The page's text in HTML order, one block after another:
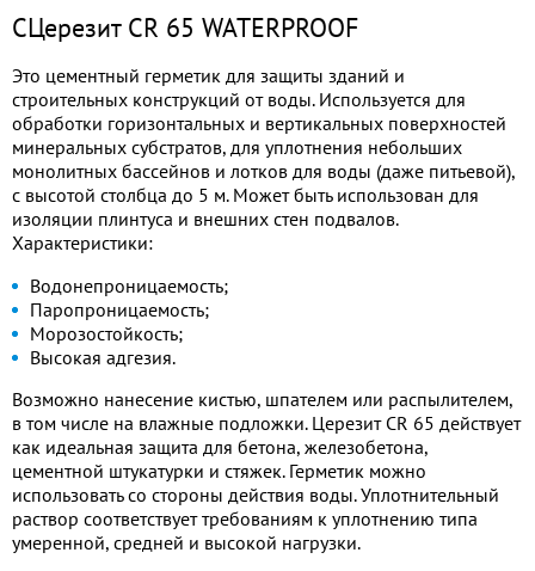
CЦерезит CR 65 WATERPROOF
Это цементный герметик для защиты зданий и
строительных конструкций от воды. Используется для
обработки горизонтальных и вертикальных поверхностей
минеральных субстратов, для уплотнения небольших
монолитных бассейнов и лотков для воды (даже питьевой),
с высотой столбца до 5 м. Может быть использован для
изоляции плинтуса и внешних стен подвалов.
Характеристики:
Водонепроницаемость;
Паропроницаемость;
Морозостойкость;
Высокая адгезия.
Возможно нанесение кистью, шпателем или распылителем,
в том числе на влажные подложки. Церезит CR 65 действует
как идеальная защита для бетона, железобетона,
цементной штукатурки и стяжек. Герметик можно
использовать со стороны действия воды. Уплотнительный
раствор соответствует требованиям к уплотнению типа
умеренной, средней и высокой нагрузки.